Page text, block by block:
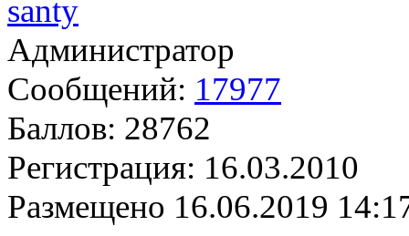
santy
Администратор
Сообщений: 17977
Баллов: 28762
Регистрация: 16.03.2010
Размещено 16.06.2019